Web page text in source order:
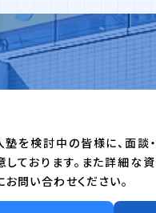
塾を検討中の皆様に、面談
しております。また詳細な
お問い合わせください。